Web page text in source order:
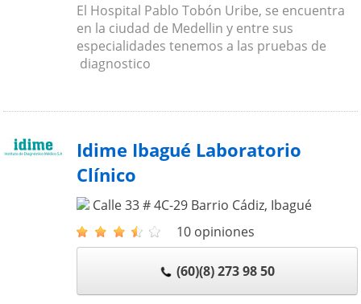
El Hospital Pablo Tobón Uribe, se encuentra
en la ciudad de Medellin y entre sus
especialidades tenemos a las pruebas de
diagnostico
Idime Ibagué Laboratorio
Clínico
Calle 33 # 4C-29 Barrio Cádiz, Ibagué
10 opiniones
(60)(8) 273 98 50